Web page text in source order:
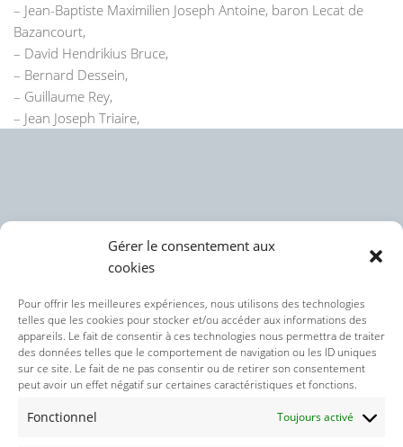
Gérer le consentement aux
cookies
Pour offrir les meilleures expériences, nous utilisons des technologies
telles que les cookies pour stocker et/ou accéder aux informations des
appareils. Le fait de consentir à ces technologies nous permettra de traiter
des données telles que le comportement de navigation ou les ID uniques
sur ce site. Le fait de ne pas consentir ou de retirer son consentement
peut avoir un effet négatif sur certaines caractéristiques et fonctions.
Fonctionnel Toujours activé
– Jean-Baptiste Maximilien Joseph Antoine, baron Lecat de
Bazancourt,
– David Hendrikius Bruce,
– Bernard Dessein,
– Guillaume Rey,
– Jean Joseph Triaire,
Politique des cookies (UE)
Politique de confidentialité
Nos réseaux sociaux :